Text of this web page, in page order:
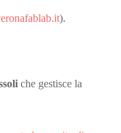
).
che gestisce la